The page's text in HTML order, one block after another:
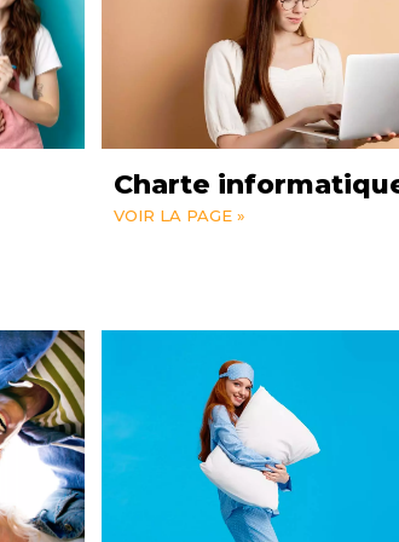
Charte
VOIR LA PAGE »